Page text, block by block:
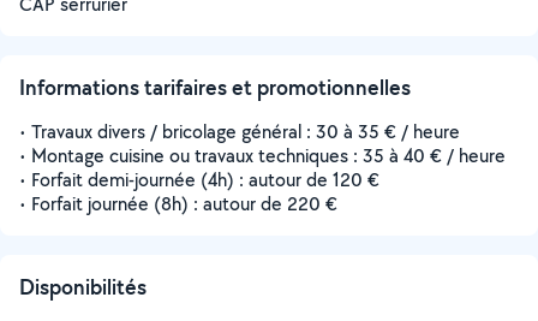
Informations tarifaires et promotionnelles
• Travaux divers / bricolage général : 30 à 35 € / heure
• Montage cuisine ou travaux techniques : 35 à 40 € / heure
• Forfait demi-journée (4h) : autour de 120 €
• Forfait journée (8h) : autour de 220 €
Disponibilités